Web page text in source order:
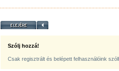
Szólj hozzá!
Csak regisztrált és belépett felhasználóink